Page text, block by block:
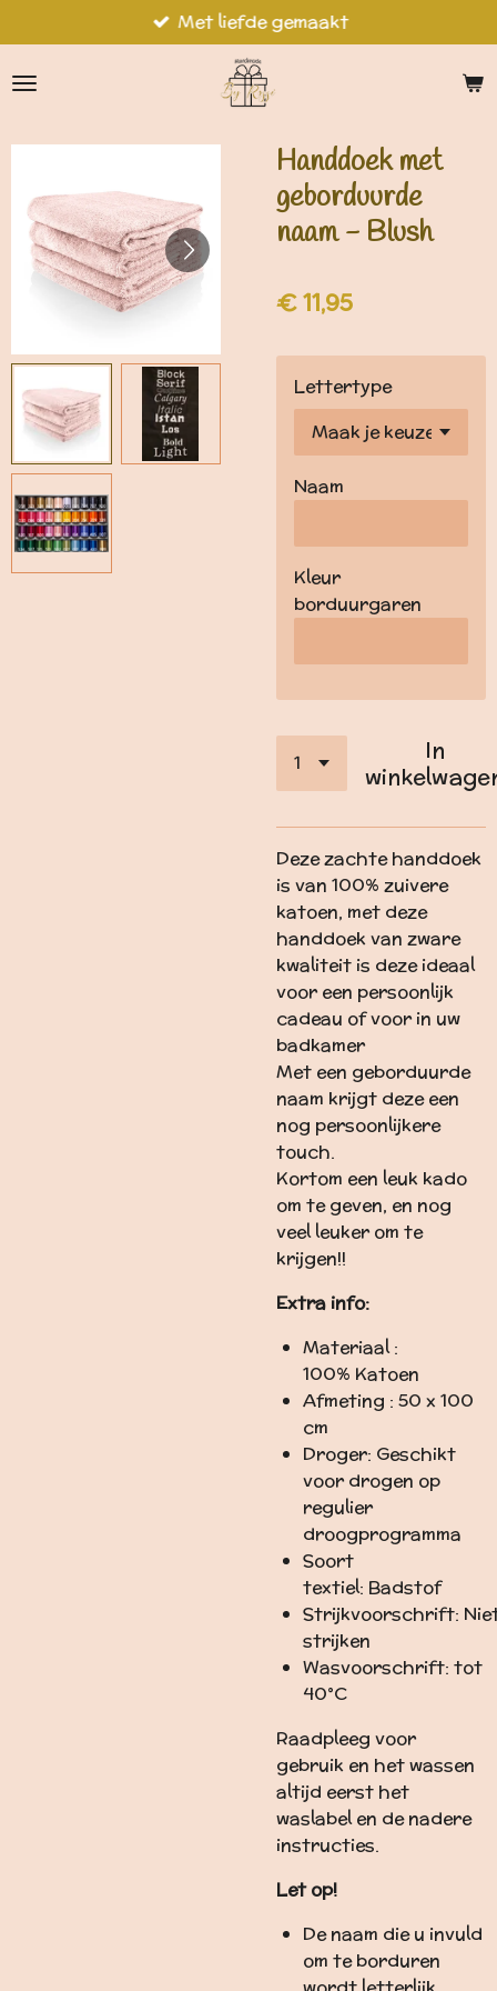
direct
naar
Met liefde gemaakt
Handdoek met
geborduurde
naam - Blush
€ 11,95
Lettertype
Naam
Kleur
borduurgaren
In
Deze zachte handdoek
is van 100% zuivere
katoen, met deze
handdoek van zware
kwaliteit is deze ideaal
voor een persoonlijk
cadeau of voor in uw
badkamer
Met een geborduurde
naam krijgt deze een
nog persoonlijkere
touch.
Kortom een leuk kado
om te geven, en nog
veel leuker om te
krijgen!!
Extra info:
Materiaal :
100% Katoen
Afmeting : 50 x 100
cm
Droger: Geschikt
voor drogen op
regulier
droogprogramma
Soort
textiel: Badstof
Strijkvoorschrift:
strijken
Wasvoorschrift: tot
40°C
Raadpleeg voor
gebruik en het wassen
altijd eerst het
waslabel en de nadere
instructies.
Let op!
De naam die u invuld
om te borduren